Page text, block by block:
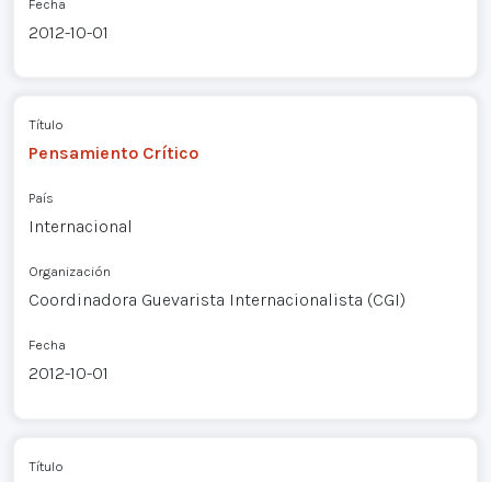
Fecha
2012-10-01
Título
Pensamiento Crítico
País
Internacional
Organización
Coordinadora Guevarista Internacionalista (CGI)
Fecha
2012-10-01
Título